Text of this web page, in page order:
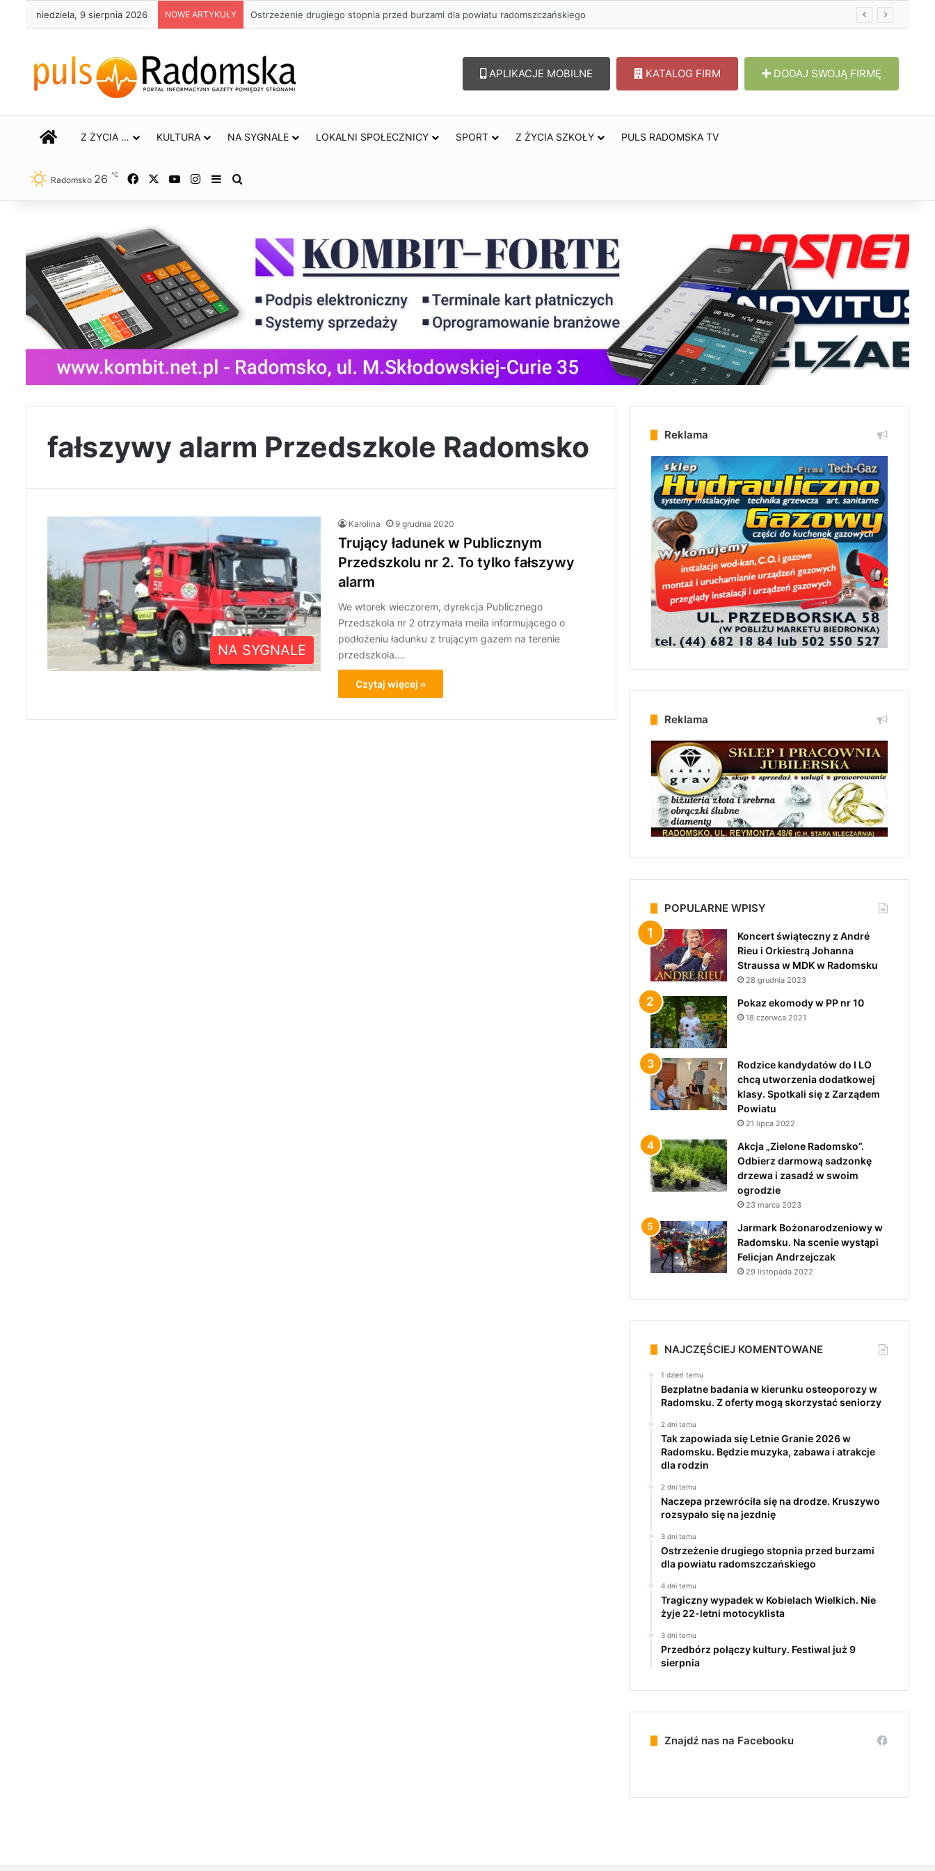
niedziela, 9 sierpnia 2026 NOWE ARTYKUŁY Ostrzeżenie drugiego stopnia przed burzami dla powiatu radomszczańskiego
APLIKACJE MOBILNE KATALOG FIRM DODAJ SWOJĄ FIRMĘ
STRONA GŁÓWNA
Z ŻYCIA … KULTURA NA SYGNALE LOKALNI SPOŁECZNICY SPORT Z ŻYCIA SZKOŁY PULS RADOMSKA TV
Radomsko 26 ℃ Facebook YouTubeInstagram
Sidebar
fałszywy alarm Przedszkole Radomsko
NA SYGNALE
Karolina 9 grudnia 2020
Trujący ładunek w Publicznym
Przedszkolu nr 2. To tylko fałszywy
alarm
We wtorek wieczorem, dyrekcja Publicznego
Przedszkola nr 2 otrzymała meila informującego o
podłożeniu ładunku z trującym gazem na terenie
przedszkola.…
Czytaj więcej »
Reklama
Reklama
POPULARNE WPISY
Koncert świąteczny z André
Rieu i Orkiestrą Johanna
Straussa w MDK w Radomsku
28 grudnia 2023
Pokaz ekomody w PP nr 10
18 czerwca 2021
Rodzice kandydatów do I LO
chcą utworzenia dodatkowej
klasy. Spotkali się z Zarządem
Powiatu
21 lipca 2022
Akcja „Zielone Radomsko”.
Odbierz darmową sadzonkę
drzewa i zasadź w swoim
ogrodzie
23 marca 2023
Jarmark Bożonarodzeniowy w
Radomsku. Na scenie wystąpi
Felicjan Andrzejczak
29 listopada 2022
NAJCZĘŚCIEJ KOMENTOWANE
1 dzień temu
Bezpłatne badania w kierunku osteoporozy w
Radomsku. Z oferty mogą skorzystać seniorzy
2 dni temu
Tak zapowiada się Letnie Granie 2026 w
Radomsku. Będzie muzyka, zabawa i atrakcje
dla rodzin
2 dni temu
Naczepa przewróciła się na drodze. Kruszywo
rozsypało się na jezdnię
3 dni temu
Ostrzeżenie drugiego stopnia przed burzami
dla powiatu radomszczańskiego
4 dni temu
Tragiczny wypadek w Kobielach Wielkich. Nie
żyje 22-letni motocyklista
3 dni temu
Przedbórz połączy kultury. Festiwal już 9
sierpnia
Znajdź nas na Facebooku